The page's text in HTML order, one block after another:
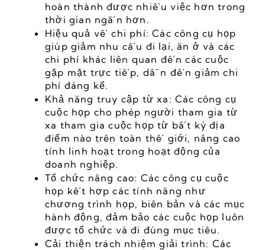
hoàn thành được nhiều việc hơn trong
thời gian ngắn hơn.
Hiệu quả về chi phí: Các công cụ họp
giúp giảm nhu cầu đi lại, ăn ở và các
chi phí khác liên quan đến các cuộc
gặp mặt trực tiếp, dẫn đến giảm chi
phí đáng kể.
Khả năng truy cập từ xa: Các công cụ
cuộc họp cho phép người tham gia từ
xa tham gia cuộc họp từ bất kỳ địa
điểm nào trên toàn thế giới, nâng cao
tính linh hoạt trong hoạt động của
doanh nghiệp.
Tổ chức nâng cao: Các công cụ cuộc
họp kết hợp các tính năng như
chương trình họp, biên bản và các mục
hành động, đảm bảo các cuộc họp luôn
được tổ chức và đi đúng mục tiêu.
Cải thiện trách nhiệm giải trình: Các